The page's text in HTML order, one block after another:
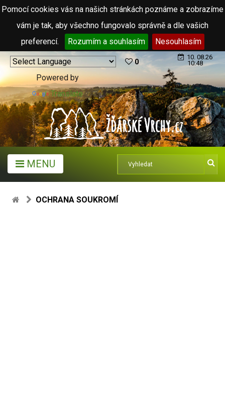
Pomocí cookies vás na našich stránkách poznáme a zobrazíme
vám je tak, aby všechno fungovalo správně a dle vašich
preferencí.
Rozumím a souhlasím Nesouhlasím
Powered by
Translate
0
10. 08.26
10:48
MENU
OCHRANA SOUKROMÍ